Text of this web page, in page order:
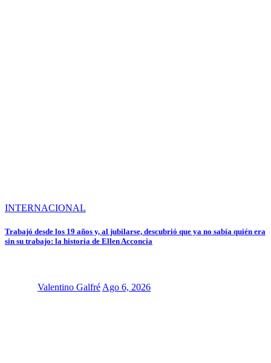
INTERNACIONAL
Trabajó desde los 19 años y, al jubilarse, descubrió que ya no sabía quién era
sin su trabajo: la historia de Ellen Acconcia
Valentino Galfré Ago 6, 2026